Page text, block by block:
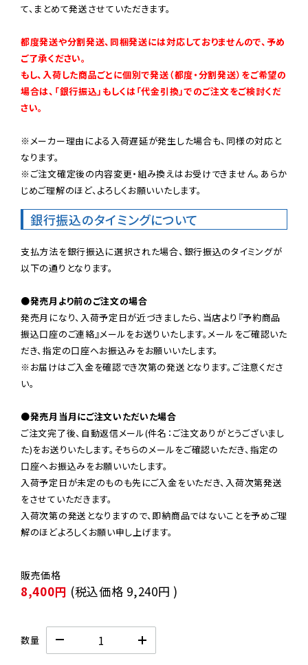
て、まとめて発送させていただきます。
都度発送や分割発送、同梱発送には対応しておりませんので、予め
ご了承ください。
もし、入荷した商品ごとに個別で発送（都度・分割発送）をご希望の
場合は、「銀行振込」もしくは「代金引換」でのご注文をご検討くだ
さい。
※メーカー理由による入荷遅延が発生した場合も、同様の対応と
なります。
※ご注文確定後の内容変更・組み換えはお受けできません。あらか
じめご理解のほど、よろしくお願いいたします。
銀行振込のタイミングについて
支払方法を銀行振込に選択された場合、銀行振込のタイミングが
以下の通りとなります。
●発売月より前のご注文の場合
発売月になり、入荷予定日が近づきましたら、当店より『予約商品
振込口座のご連絡』メールをお送りいたします。メールをご確認いた
だき、指定の口座へお振込みをお願いいたします。
※お届けはご入金を確認でき次第の発送となります。ご注意くださ
い。
●発売月当月にご注文いただいた場合
ご注文完了後、自動返信メール(件名：ご注文ありがとうございまし
た)をお送りいたします。そちらのメールをご確認いただき、指定の
口座へお振込みをお願いいたします。
入荷予定日が未定のものも先にご入金をいただき、入荷次第発送
をさせていただきます。
入荷次第の発送となりますので、即納商品ではないことを予めご理
解のほどよろしくお願い申し上げます。
8,400円 (税込価格 9,240円 )
数量